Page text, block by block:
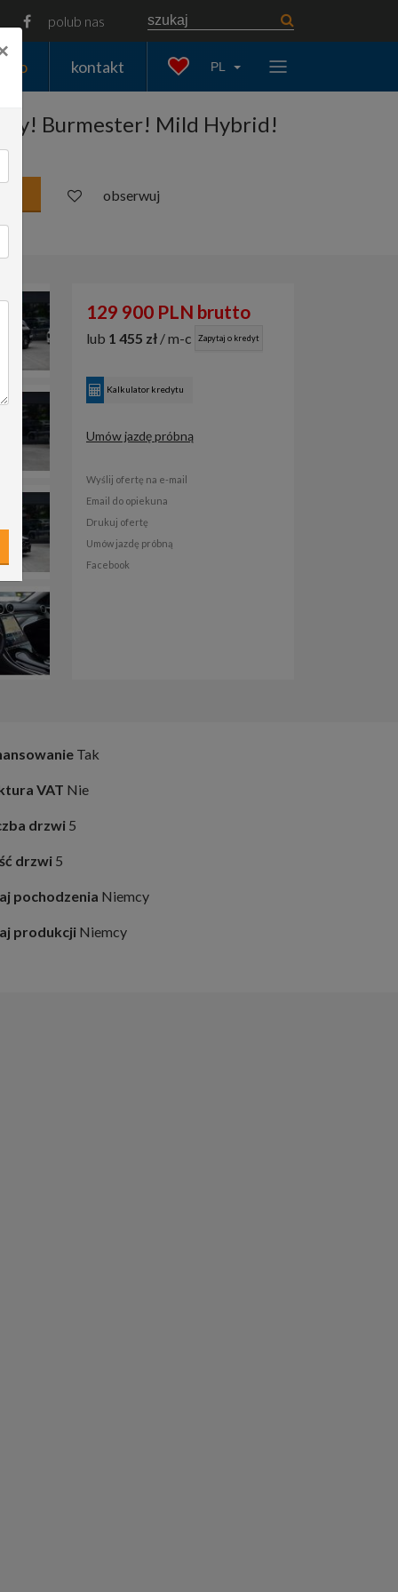
polub nas
kontakt PL
Burmester! Mild Hybrid!
obserwuj
129 900 PLN brutto
lub 1 455 zł / m-c Zapytaj o kredyt
Kalkulator kredytu
Umów jazdę próbną
Wyślij ofertę na e-mail
Email do opiekuna
Drukuj ofertę
Umów jazdę próbną
Facebook
Tak
VAT Nie
drzwi 5
drzwi 5
pochodzenia Niemcy
produkcji Niemcy